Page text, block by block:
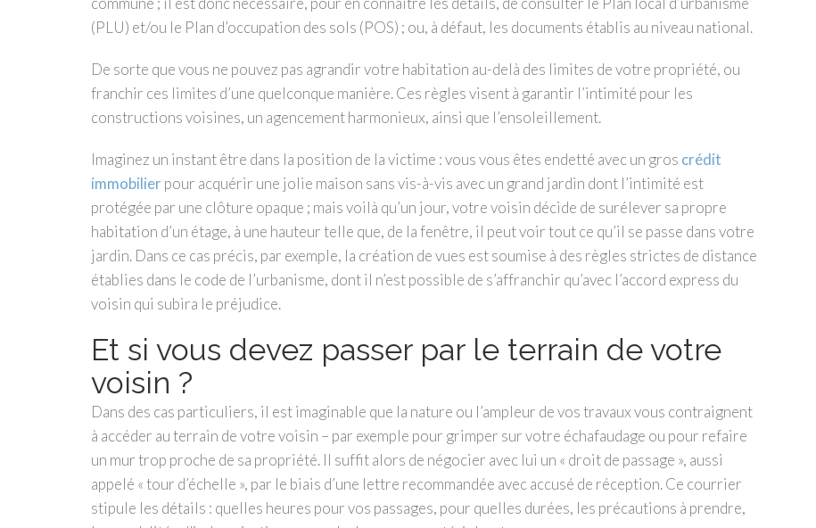
(PLU) et/ou le Plan d’occupation des sols (POS) ; ou, à défaut, les documents établis au niveau national.
De sorte que vous ne pouvez pas agrandir votre habitation au-delà des limites de votre propriété, ou
franchir ces limites d’une quelconque manière. Ces règles visent à garantir l’intimité pour les
constructions voisines, un agencement harmonieux, ainsi que l’ensoleillement.
Imaginez un instant être dans la position de la victime : vous vous êtes endetté avec un gros crédit
immobilierpour acquérir une jolie maison sans vis-à-vis avec un grand jardin dont l’intimité est
protégée par une clôture opaque ; mais voilà qu’un jour, votre voisin décide de surélever sa propre
habitation d’un étage, à une hauteur telle que, de la fenêtre, il peut voir tout ce qu’il se passe dans votre
jardin. Dans ce cas précis, par exemple, la création de vues est soumise à des règles strictes de distance
établies dans le code de l’urbanisme, dont il n’est possible de s’affranchir qu’avec l’accord express du
voisin qui subira le préjudice.
Et si vous devez passer par le terrain de votre
voisin ?
Dans des cas particuliers, il est imaginable que la nature ou l’ampleur de vos travaux vous contraignent
à accéder au terrain de votre voisin – par exemple pour grimper sur votre échafaudage ou pour refaire
un mur trop proche de sa propriété. Il suffit alors de négocier avec lui un « droit de passage », aussi
appelé « tour d’échelle », par le biais d’une lettre recommandée avec accusé de réception. Ce courrier
stipule les détails : quelles heures pour vos passages, pour quelles durées, les précautions à prendre,